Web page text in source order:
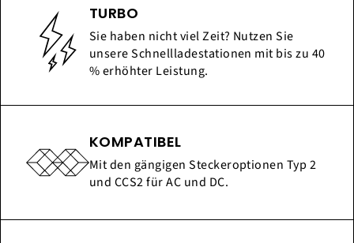
TURBO
Sie haben nicht viel Zeit? Nutzen Sie
unsere Schnellladestationen mit bis zu 40
% erhöhter Leistung.
KOMPATIBEL
Mit den gängigen Steckeroptionen Typ 2
und CCS2 für AC und DC.